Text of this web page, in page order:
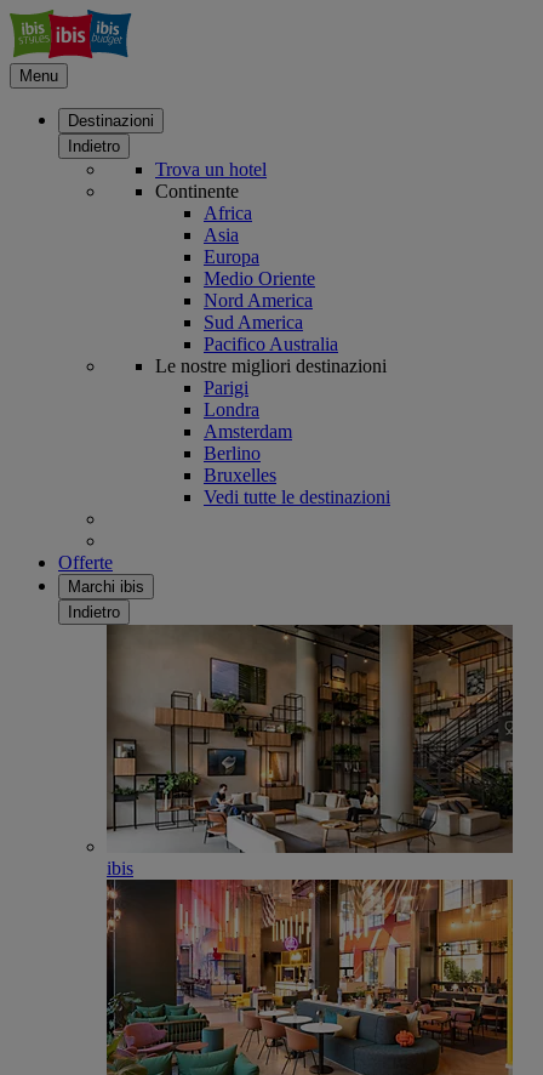
Menu
Destinazioni
Indietro
Trova un hotel
Continente
Africa
Asia
Europa
Medio Oriente
Nord America
Sud America
Pacifico Australia
Le nostre migliori destinazioni
Parigi
Londra
Amsterdam
Berlino
Bruxelles
Vedi tutte le destinazioni
Offerte
Marchi ibis
Indietro
ibis